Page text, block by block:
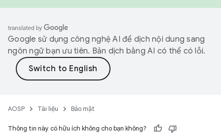
Google sử dụng công nghệ AI để dịch nội dung sang
ngôn ngữ bạn ưu tiên. Bản dịch bằng AI có thể có lỗi.
AOSP Tài liệu Bảo mật
Thông tin này có hữu ích không cho bạn không?